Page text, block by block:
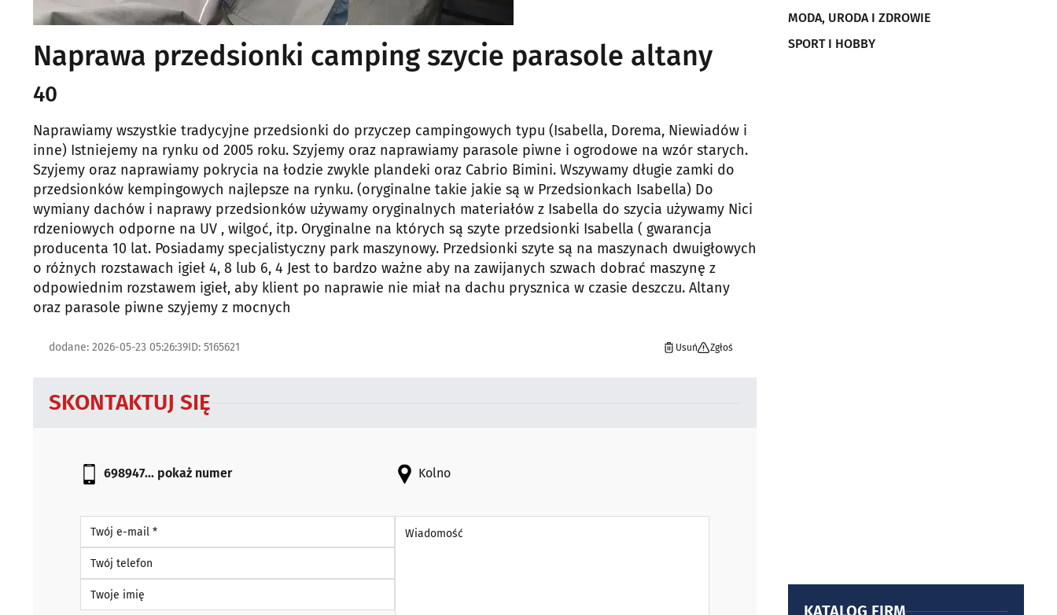
Naprawa przedsionki camping szycie parasole altany
40
Naprawiamy wszystkie tradycyjne przedsionki do przyczep campingowych typu (Isabella, Dorema, Niewiadów i
inne) Istniejemy na rynku od 2005 roku. Szyjemy oraz naprawiamy parasole piwne i ogrodowe na wzór starych.
Szyjemy oraz naprawiamy pokrycia na łodzie zwykle plandeki oraz Cabrio Bimini. Wszywamy długie zamki do
przedsionków kempingowych najlepsze na rynku. (oryginalne takie jakie są w Przedsionkach Isabella) Do
wymiany dachów i naprawy przedsionków używamy oryginalnych materiałów z Isabella do szycia używamy Nici
rdzeniowych odporne na UV , wilgoć, itp. Oryginalne na których są szyte przedsionki Isabella ( gwarancja
producenta 10 lat. Posiadamy specjalistyczny park maszynowy. Przedsionki szyte są na maszynach dwuigłowych
o różnych rozstawach igieł 4, 8 lub 6, 4 Jest to bardzo ważne aby na zawijanych szwach dobrać maszynę z
odpowiednim rozstawem igieł, aby klient po naprawie nie miał na dachu prysznica w czasie deszczu. Altany
oraz parasole piwne szyjemy z mocnych
dodane: 2026-05-23 05:26:39ID: 5165621 Usuń Zgłoś
SKONTAKTUJ SIĘ
698947... pokaż numer Kolno
MODA, URODA I ZDROWIE
SPORT I HOBBY
KATALOG FIRM